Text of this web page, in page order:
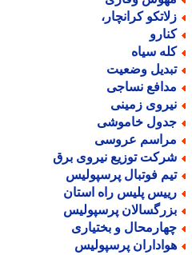
کرانچار،
سیاه
وضعیت
نساجی
زمینی
خاموشی
عروسی
توزیع نیروی برق
فوتبال پرسپولیس
پلیس راه استان
پرسپولیس
و بختیاری
پرسپولیس